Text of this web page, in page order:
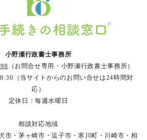
小野瀬行政書士事務所
（お問合せ専用・小野瀬行政書士事務所）
（当サイトからのお問い合せは24時間対
応）
定休日：毎週水曜日
相談対応地域
市・茅ヶ崎市・逗子市・寒川町・川崎市・相